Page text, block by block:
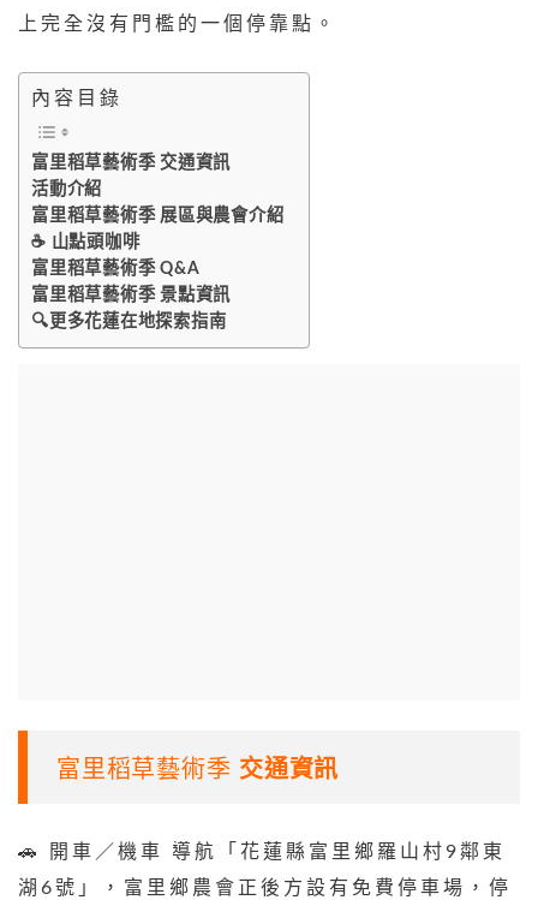
上完全沒有門檻的一個停靠點。
內容目錄
富里稻草藝術季 交通資訊
活動介紹
富里稻草藝術季 展區與農會介紹
☕ 山點頭咖啡
富里稻草藝術季 Q&A
富里稻草藝術季 景點資訊
🔍更多花蓮在地探索指南
富里稻草藝術季 交通資訊
🚗 開車／機車 導航「花蓮縣富里鄉羅山村9鄰東
湖6號」，富里鄉農會正後方設有免費停車場，停